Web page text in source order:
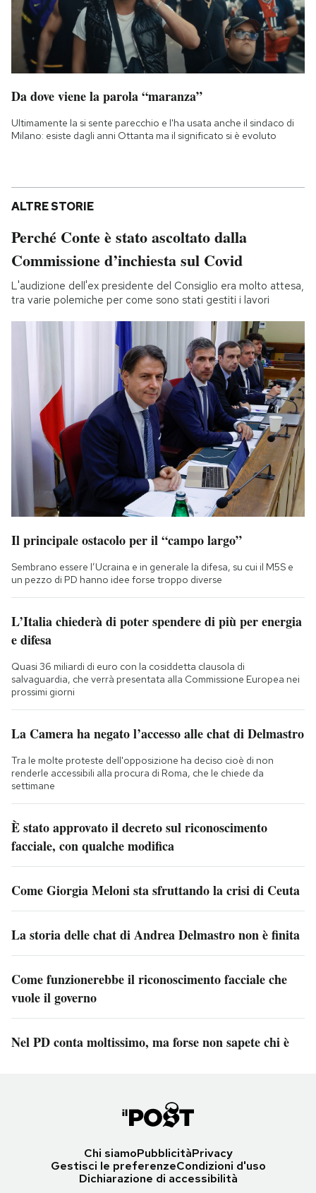
Da dove viene la parola “maranza”
Ultimamente la si sente parecchio e l'ha usata anche il sindaco di
Milano: esiste dagli anni Ottanta ma il significato si è evoluto
ALTRE STORIE
Perché Conte è stato ascoltato dalla
Commissione d’inchiesta sul Covid
L'audizione dell'ex presidente del Consiglio era molto attesa,
tra varie polemiche per come sono stati gestiti i lavori
Il principale ostacolo per il “campo largo”
Sembrano essere l’Ucraina e in generale la difesa, su cui il M5S e
un pezzo di PD hanno idee forse troppo diverse
L’Italia chiederà di poter spendere di più per energia
e difesa
Quasi 36 miliardi di euro con la cosiddetta clausola di
salvaguardia, che verrà presentata alla Commissione Europea nei
prossimi giorni
La Camera ha negato l’accesso alle chat di Delmastro
Tra le molte proteste dell'opposizione ha deciso cioè di non
renderle accessibili alla procura di Roma, che le chiede da
settimane
È stato approvato il decreto sul riconoscimento
facciale, con qualche modifica
Come Giorgia Meloni sta sfruttando la crisi di Ceuta
La storia delle chat di Andrea Delmastro non è finita
Come funzionerebbe il riconoscimento facciale che
vuole il governo
Nel PD conta moltissimo, ma forse non sapete chi è
Chi siamoPubblicitàPrivacy
Gestisci le preferenzeCondizioni d'uso
Dichiarazione di accessibilità